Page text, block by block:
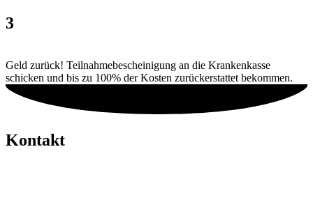
3
Geld zurück! Teilnahmebescheinigung an die Krankenkasse
schicken und bis zu 100% der Kosten zurückerstattet bekommen.
Kontakt